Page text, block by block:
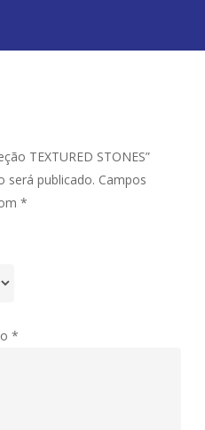
TEXTURED STONES”
será publicado. Campos
*
*